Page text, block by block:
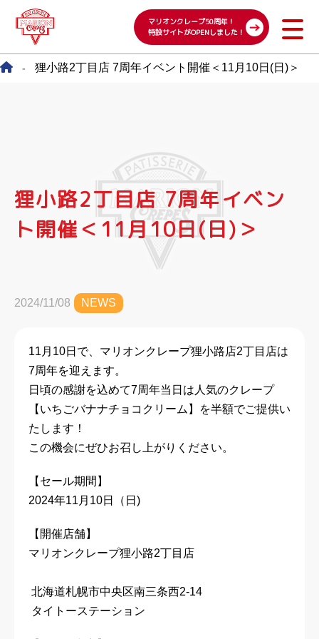
マリオンクレープ50周年！
特設サイトがOPENしました！
- 狸小路2丁目店 7周年イベント開催＜11月10日(日)＞
狸小路2丁目店 7周年イベン
ト開催＜11月10日(日)＞
2024/11/08 NEWS
11月10日で、マリオンクレープ狸小路店2丁目店は
7周年を迎えます。
日頃の感謝を込めて7周年当日は人気のクレープ
【いちごバナナチョコクリーム】を半額でご提供い
たします！
この機会にぜひお召し上がりください。
【セール期間】
2024年11月10日（日)
【開催店舗】
マリオンクレープ狸小路2丁目店
北海道札幌市中央区南三条西2-14
タイトーステーション